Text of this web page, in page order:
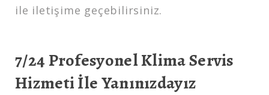
ile iletişime geçebilirsiniz.
7/24 Profesyonel Klima Servis
Hizmeti İle Yanınızdayız